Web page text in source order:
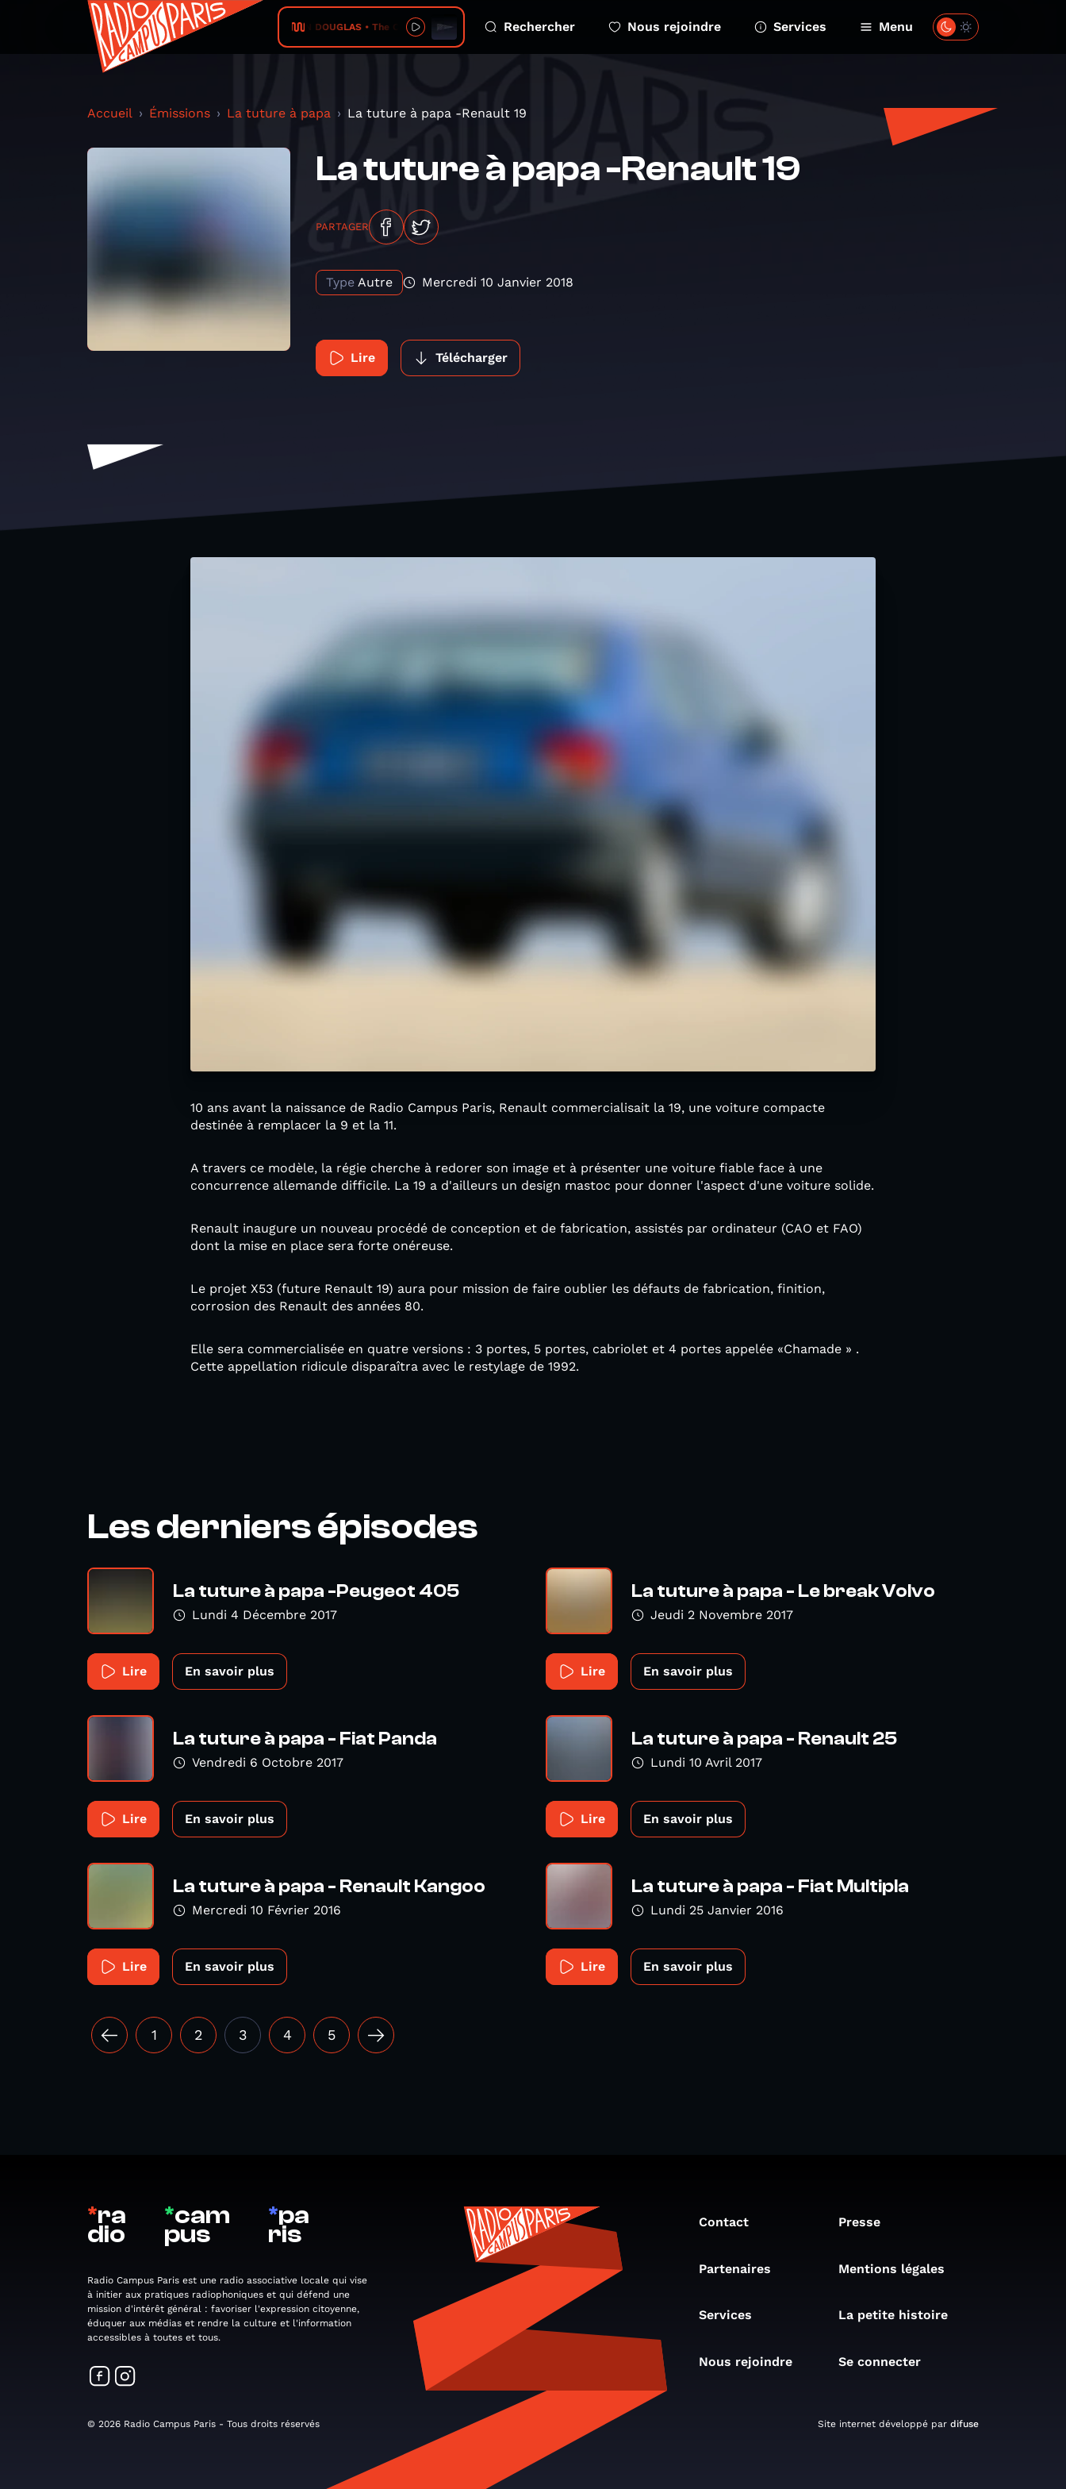
DREZON DOUGLAS • The Creator Has a Master Plan Rechercher Nous rejoindre Services Menu
Accueil Émissions La tuture à papa La tuture à papa -Renault 19
La tuture à papa -Renault 19
PARTAGER
Type Autre Mercredi 10 Janvier 2018
Lire Télécharger
10 ans avant la naissance de Radio Campus Paris, Renault commercialisait la 19, une voiture compacte
destinée à remplacer la 9 et la 11.
A travers ce modèle, la régie cherche à redorer son image et à présenter une voiture fiable face à une
concurrence allemande difficile. La 19 a d'ailleurs un design mastoc pour donner l'aspect d'une voiture solide.
Renault inaugure un nouveau procédé de conception et de fabrication, assistés par ordinateur (CAO et FAO)
dont la mise en place sera forte onéreuse.
Le projet X53 (future Renault 19) aura pour mission de faire oublier les défauts de fabrication, finition,
corrosion des Renault des années 80.
Elle sera commercialisée en quatre versions : 3 portes, 5 portes, cabriolet et 4 portes appelée «Chamade » .
Cette appellation ridicule disparaîtra avec le restylage de 1992.
Les derniers épisodes
La tuture à papa -Peugeot 405
Lundi 4 Décembre 2017
Lire En savoir plus
La tuture à papa - Le break Volvo
Jeudi 2 Novembre 2017
Lire En savoir plus
La tuture à papa - Fiat Panda
Vendredi 6 Octobre 2017
Lire En savoir plus
La tuture à papa - Renault 25
Lundi 10 Avril 2017
Lire En savoir plus
La tuture à papa - Renault Kangoo
Mercredi 10 Février 2016
Lire En savoir plus
La tuture à papa - Fiat Multipla
Lundi 25 Janvier 2016
Lire En savoir plus
1 2 3 4 5
*ra
dio
*cam
pus
*pa
ris
Radio Campus Paris est une radio associative locale qui vise
à initier aux pratiques radiophoniques et qui défend une
mission d'intérêt général : favoriser l'expression citoyenne,
éduquer aux médias et rendre la culture et l'information
accessibles à toutes et tous.
Contact Presse
Partenaires Mentions légales
Services La petite histoire
Nous rejoindre Se connecter
© 2026 Radio Campus Paris - Tous droits réservés Site internet développé par difuse